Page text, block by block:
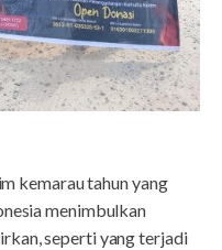
kemarau tahun yang
menimbulkan
seperti yang terjadi